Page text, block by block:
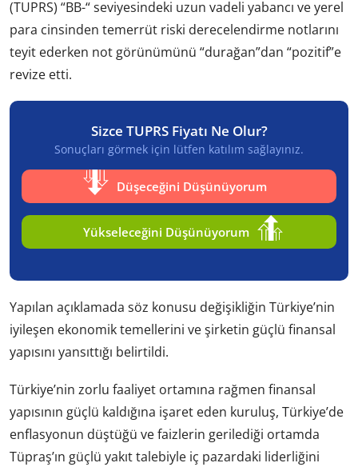
(TUPRS) “BB-“ seviyesindeki uzun vadeli yabancı ve yerel
para cinsinden temerrüt riski derecelendirme notlarını
teyit ederken not görünümünü “durağan”dan “pozitif”e
revize etti.
Sizce TUPRS Fiyatı Ne Olur?
Sonuçları görmek için lütfen katılım sağlayınız.
Düşeceğini Düşünüyorum
Yükseleceğini Düşünüyorum
Yapılan açıklamada söz konusu değişikliğin Türkiye’nin
iyileşen ekonomik temellerini ve şirketin güçlü finansal
yapısını yansıttığı belirtildi.
Türkiye’nin zorlu faaliyet ortamına rağmen finansal
yapısının güçlü kaldığına işaret eden kuruluş, Türkiye’de
enflasyonun düştüğü ve faizlerin gerilediği ortamda
Tüpraş’ın güçlü yakıt talebiyle iç pazardaki liderliğini